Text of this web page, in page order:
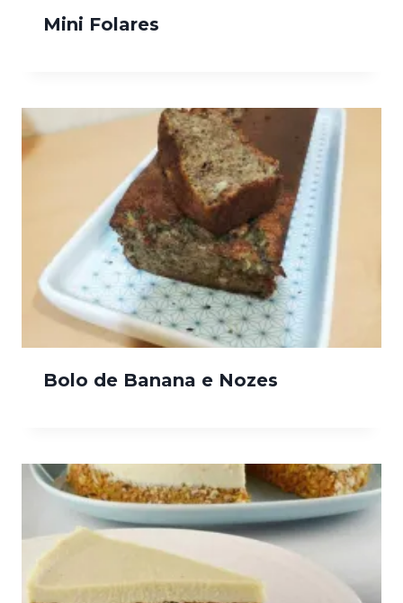
Mini Folares
Bolo de Banana e Nozes